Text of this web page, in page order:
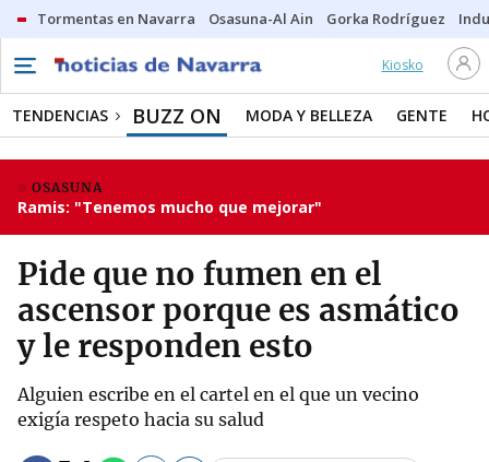
Tormentas en Navarra Osasuna-Al Ain Gorka Rodríguez
Kiosko
TENDENCIAS BUZZ ON MODA Y BELLEZA GENTE
OSASUNA
Ramis: "Tenemos mucho que mejorar"
Pide que no fumen en el
ascensor porque es asmático
y le responden esto
Alguien escribe en el cartel en el que un vecino
exigía respeto hacia su salud